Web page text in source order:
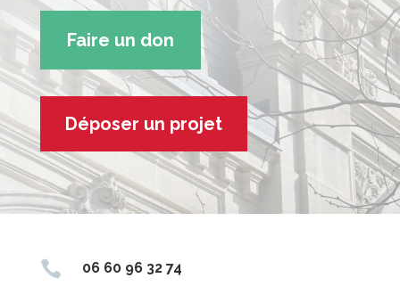
Faire un don
Déposer un projet
 06 60 96 32 74